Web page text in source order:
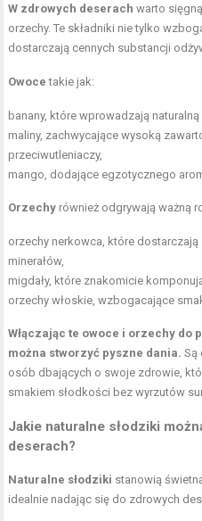
W zdrowych deserach warto
orzechy. Te składniki nie tylko
dostarczają cennych substancji
Owoce takie jak:
banany, które wprowadzają
maliny, zachwycające wysoką
przeciwutleniaczy,
mango, dodające egzotycznego
Orzechy również odgrywają ważną
orzechy nerkowca, które dostarczają
minerałów,
migdały, które znakomicie
orzechy włoskie, wzbogacające
Włączając te owoce i orzechy do
można stworzyć pyszne dania. Są
osób dbających o swoje zdrowie,
smakiem słodkości bez wyrzutów
Jakie naturalne słodziki
deserach?
Naturalne słodziki stanowią
idealnie nadając się do zdrowych